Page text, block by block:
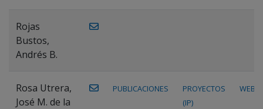
Rojas
Bustos,
Andrés B.
Rosa Utrera,
José M. de la
PUBLICACIONES
PROYECTOS
(IP)
WEB